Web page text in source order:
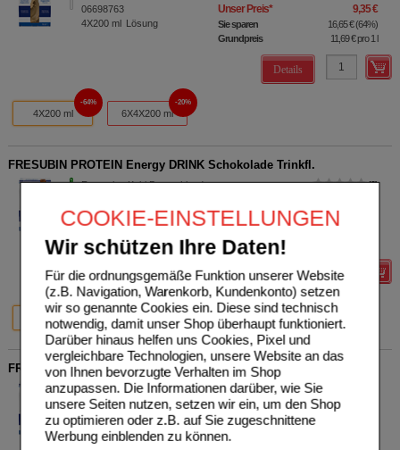
COOKIE-EINSTELLUNGEN
Wir schützen Ihre Daten!
Für die ordnungsgemäße Funktion unserer Website
(z.B. Navigation, Warenkorb, Kundenkonto) setzen
wir so genannte Cookies ein. Diese sind technisch
notwendig, damit unser Shop überhaupt funktioniert.
Darüber hinaus helfen uns Cookies, Pixel und
vergleichbare Technologien, unsere Website an das
von Ihnen bevorzugte Verhalten im Shop
anzupassen. Die Informationen darüber, wie Sie
unsere Seiten nutzen, setzen wir ein, um den Shop
zu optimieren oder z.B. auf Sie zugeschnittene
Werbung einblenden zu können.
06698763
4X200 ml Lösung
Unser Preis* 9,35 €
Sie sparen 16,65 €(64%)
Grundpreis
11,69 €pro 1 l
Details
4X200 ml
64%
6X4X200 ml
20%
FRESUBIN PROTEIN Energy DRINK Schokolade Trinkfl.
Fresenius Kabi Deutschland
06698705
4X200 ml Lösung
0
Unser Preis *
Sie sparen 16,65 €
Grundpreis
Details
4X200 ml
64%
6X4X200 ml
20%
FRESUBIN PROTEIN Energy DRINK Multifrucht Trinkfl.
Fresenius Kabi Deutschland
GmbH
06698792
4X200ml Lösung
UVP **
Unser Preis*
Sie sparen